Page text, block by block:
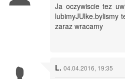
Ja oczywiscie tez
lubimyJUlke.bylismy
zaraz wracamy
L. 04.04.2016, 19:35